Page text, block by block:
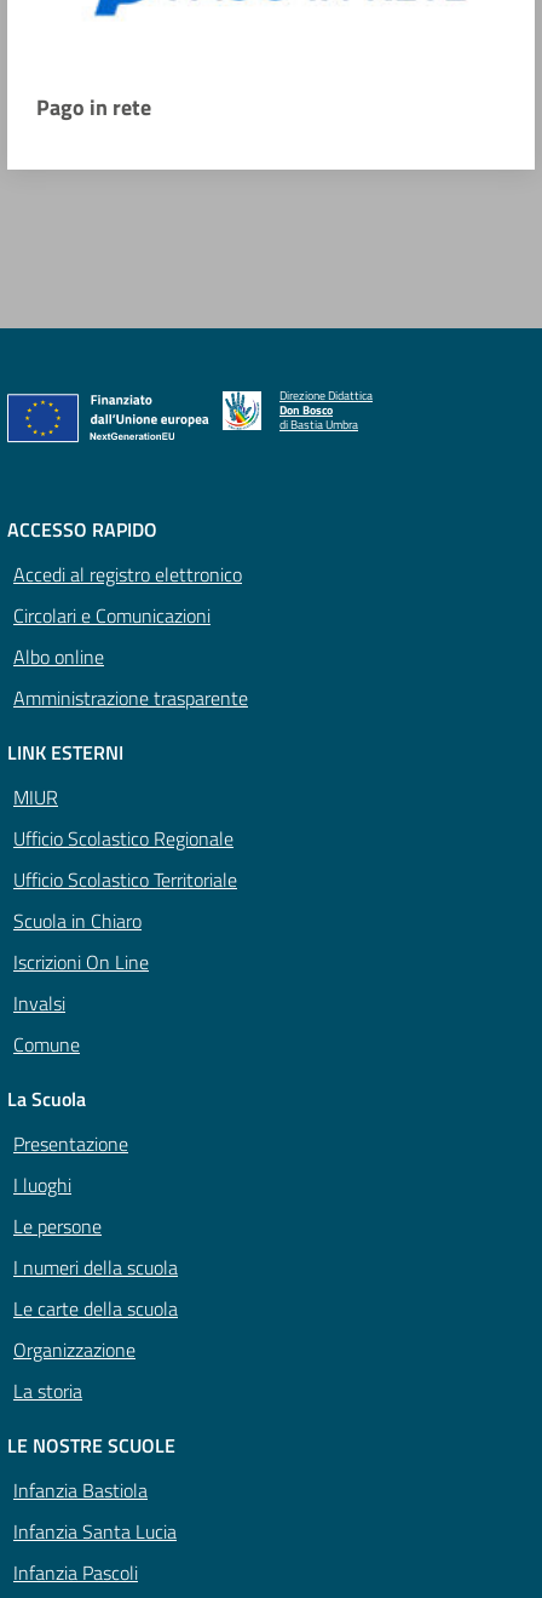
Pago in rete
Direzione Didattica
Don Bosco
di Bastia Umbra
ACCESSO RAPIDO
Accedi al registro elettronico
Circolari e Comunicazioni
Albo online
Amministrazione trasparente
LINK ESTERNI
MIUR
Ufficio Scolastico Regionale
Ufficio Scolastico Territoriale
Scuola in Chiaro
Iscrizioni On Line
Invalsi
Comune
La Scuola
Presentazione
I luoghi
Le persone
I numeri della scuola
Le carte della scuola
Organizzazione
La storia
LE NOSTRE SCUOLE
Infanzia Bastiola
Infanzia Santa Lucia
Infanzia Pascoli